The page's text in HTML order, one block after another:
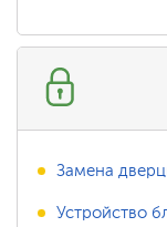
Замена
Устройство